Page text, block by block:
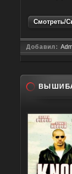
Смотреть/
Добавил: